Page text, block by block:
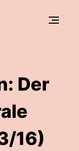
Der
16)